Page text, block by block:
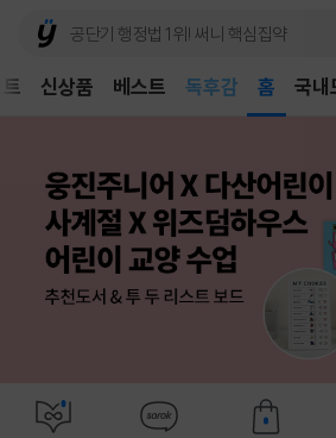
신상품 베스트
어린이
홈 국내